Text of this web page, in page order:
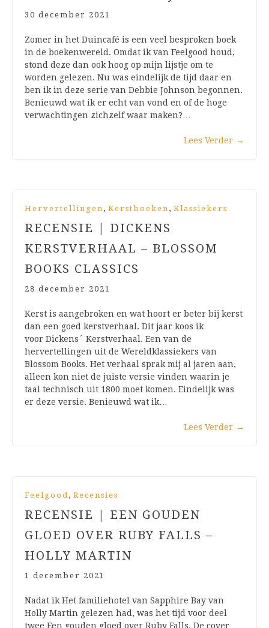
30 december 2021
Zomer in het Duincafé is een veel besproken boek
in de boekenwereld. Omdat ik van Feelgood houd,
stond deze dan ook hoog op mijn lijstje om te
worden gelezen. Nu was eindelijk de tijd daar en
ben ik in deze serie van Debbie Johnson begonnen.
Benieuwd wat ik er echt van vond en of de hoge
verwachtingen zichzelf waar maken?…
Lees Verder →
Hervertellingen , Kerstboeken , Klassiekers
RECENSIE | DICKENS
KERSTVERHAAL – BLOSSOM
BOOKS CLASSICS
28 december 2021
Kerst is aangebroken en wat hoort er beter bij kerst
dan een goed kerstverhaal. Dit jaar koos ik
voor Dickens´ Kerstverhaal. Een van de
hervertellingen uit de Wereldklassiekers van
Blossom Books. Het verhaal sprak mij al jaren aan,
alleen kon niet de juiste versie vinden waarin je
taal technisch uit 1800 moet komen. Eindelijk was
er deze versie. Benieuwd wat ik…
Lees Verder →
Feelgood, Recensies
RECENSIE | EEN GOUDEN
GLOED OVER RUBY FALLS –
HOLLY MARTIN
1 december 2021
Nadat ik Het familiehotel van Sapphire Bay van
Holly Martin gelezen had, was het tijd voor deel
twee Een gouden gloed over Ruby Falls. De cover